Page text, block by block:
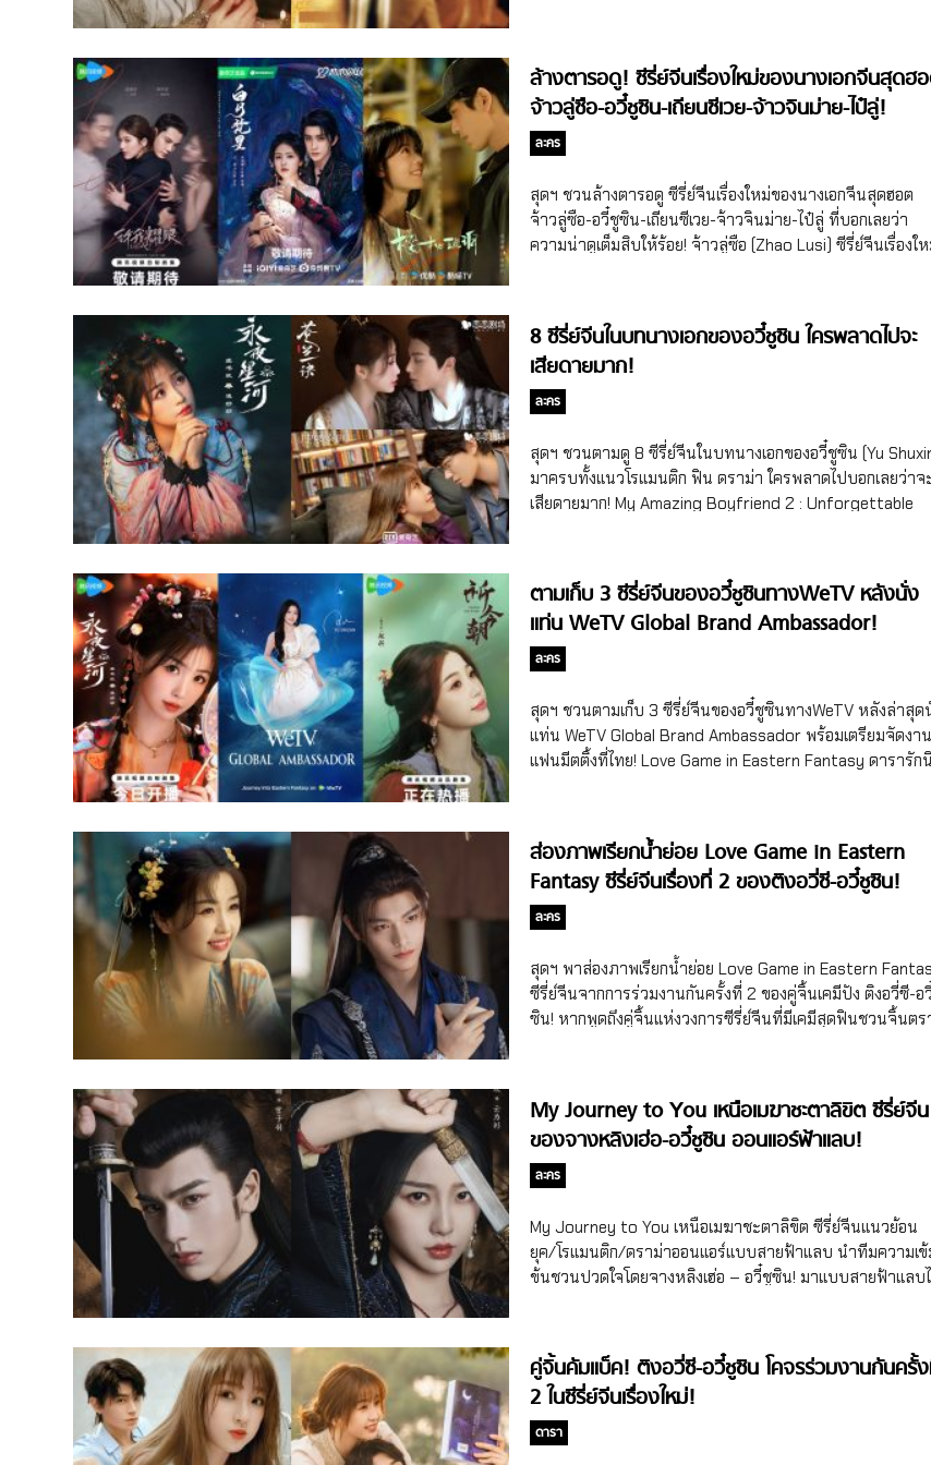
แสดงหญิงจีนวัย 29 ปี (เกิดเดือนธ.ค. 1995) เจ้าของผลงานซี
จีนสุดฮิตเรื่อง My Amazing Boyfriend 2 แฟนฉันมหัศจรรย์
ทะลุมิติ 2 (2019), Love Between Fairy […]
เขียนชิงเหม่ย (Qing Mei) บอกเล่าเรื่องราวของนักวาด
การ์ตูน เว่ยจือ ที่มีข่าวเสียหายโดยไม่ได้ตั้งใจ จนทำให้เธอถูก
บริษัทยึดนามปากกาและลิขสิทธิ์ผลงานไป หลังจากเจอมรสุม
ใหญ่ในชีวิต ในช่วงที่เว่ยจือกำลังเครียดกับปัญหาชีวิตอยู่ก็บังเอิญ
ไปเห็นคลิปเล่นสโนว์บอร์ด ทำให้เธอรู้สึกประทับใจและตัดสินใจ
เริ่มเขียนอีกครั้งในหัวข้อที่เกี่ยวกับการเล่นสกี เพื่องานเขียนเธอ
เว่ยจือจึงได้เดินทางไปสกีรีสอร์ทแห่งหนึ่งเพื่อเก็บรวบรวมข้อมูล
ในการเขียน ที่นั่นเองที่เว่ยจือได้เจอกับโค้ชหนุ่ม ตันฉง ซึ่งเดิม
แต่หลังจากตันฉงได้ใช้เวลาร่วมกับเว่ยจือ และได้เห็นความกระ
ตือรือต้น ตั้งใจและไม่ยอมแพ้ของเธอ ทำให้เขาตัดสินใจกลับไป
เล่นสโนว์บอร์ดอีกครั้ง ท้ายที่สุดเว่ยจือก็กอบกู้ชื่อเสียงและ
ลิขสิทธิ์ผลงานของเธอกลับมาได้ ส่วนตันฉงก็ลงแข่งและได้รับ
ชัยชนะ หยาดเหงื่อ ความทุ่มเทของคนหนุ่มสาวที่ไม่ยอมแพ้ใน
เส้นทางการทำงานที่พวกเขารัก จนทั้งคู่ประสบความสำเร็จทั้
เรื่องงานและเรื่องความรัก… สำหรับพระเอกของเรื่อง Ski into
Love ทะยานสกีสู่รัก ที่มารับบทตันฉงได้หลินอี (Lin Yi) นัก
Your Head […]
ล้างตารอดู! ซีรี่ย์จีนเรื่องใหม่ของนางเอกจีนสุดฮ
จ้าวลู่ซือ-อวี๋ชูซิน-เถียนซีเวย-จ้าวจินม่าย-ไป๋ลู่!
ละคร
สุดฯ ชวนล้างตารอดู ซีรี่ย์จีนเรื่องใหม่ของนางเอกจีนสุดฮอต
จ้าวลู่ซือ-อวี๋ชูซิน-เถียนซีเวย-จ้าวจินม่าย-ไป๋ลู่ ที่บอกเลยว่า
ความน่าดูเต็มสิบให้ร้อย! จ้าวลู่ซือ (Zhao Lusi) ซีรี่ย์จีนเรื่องใ
แมนติกที่ดัดแปลงบทจากนิยายของจางเยว่หราน (Zhang
Yueran) บอกเล่าเรื่องราวเกี่ยวกับพิธีกรรายการโทรทัศน์ สวี่เห
ยียน กับคนดังอย่างเสิ่นฮ่าวหมิง ซึ่งการแต่งงานระหว่างพวกเขา
เต็มไปด้วยความลับที่ซ่อนไว้ ทั้งคู่ผ่านเรื่องราวต่างๆ ไปด้วยกัน
ค่อยๆ ทลายเปลือกนอกระหว่างพวกเขาให้เข้าใจกันและกันใน
ที่สุด การรู้จักตัวตนที่แท้จริงของพวกเขาจะทำให้ความรักครั้ง
ลงเอยอย่างไร ต้องรอติดตามกันค่ะ โดยจ้าวลู่ซือประกบคู่กับเฉิ
เหว่ยถิง (Chen Weiting) อีกเรื่องของจ้าวลู่ซือคือ Almost Lover
เมืองใหญ่ ส่วนเถิงอี้ต้องการที่จะหลบหนีจากพันธนาการการ
บงการของครอบครัวเขา พวกเขาได้เข้าไปในโลกส่วนตัวของกัน
และกัน แต่เมื่อครอบครัวของหร่วนอวี๋ต้องเจอกับวิกฤต ความ
สัมพันธ์ระหว่างพวกเขาก็เป็นอันสิ้นสุดลง กระทั่ง 4 ปีต่อมา ทั้ง
สองได้กลับมาเจอกันอีกครั้งโดยบังเอิญ แต่ในตอนนั้นหร่วนอวี๋
ต้องเดินหน้าทำตามฝันในการเรียนต่อต่างประเทศ จนกระทั่ง
4 ปีให้หลัง พวกเขาได้เจอกันในงานประชุมงานหนึ่ง พวกเขา
ตัดสินใจที่จะไม่พรากจากกันอีกและไล่ตามความรักด้วยความ
8 ซีรี่ย์จีนในบทนางเอกของอวี๋ชูซิน ใครพลาดไปจะ
เสียดายมาก!
ละคร
สุดฯ ชวนตามดู 8 ซีรี่ย์จีนในบทนางเอกของอวี๋ชูซิน (Yu
มาครบทั้งแนวโรแมนติก ฟิน ดราม่า ใครพลาดไปบอกเลยว่าจ
เสียดายมาก! My Amazing Boyfriend 2 : Unforgettable
Unforgettable Impression แฟนฉันมหัศจรรย์ทะลุมิติ 2 ซึ่ง
ถือเป็นผลงานการแสดงเรื่องแรกของอวี๋ชูซินที่เธอได้ก้าวมารับ
บทนางเอกเต็มตัวด้วย โดยในเรื่องนี้พระเอกได้ไมค์ พิรัชต์ นักร้อง
นักแสดงสัญชาติไทยมารับบทเป็นชายผู้มีพลังเหนือธรรมชาติที่
ได้ฟื้นคืนชีพ และมารักกับนางเอกในที่สุด I’ve Fallen For You
คุณชาย รอก่อน (2020) ซีรี่ย์จีนย้อนยุค/โรแมนติก I’ve Fallen
For You คุณชาย รอก่อน พระเอกของเรื่องได้หลิวอี้ช่าง (Liu
Yichang) นักแสดงชายจีนจากเรื่อง The Blooms At […]
ตามเก็บ 3 ซีรี่ย์จีนของอวี๋ชูซินทางWeTV หลังนั่ง
แท่น WeTV Global Brand Ambassador!
ละคร
สุดฯ ชวนตามเก็บ 3 ซีรี่ย์จีนของอวี๋ชูซินทางWeTV หลังล่าสุด
แท่น WeTV Global Brand Ambassador พร้อมเตรียมจัดงาน
แฟนมีตติ้งที่ไทย! Love Game in Eastern Fantasy ดารารักนิ
ยุค/โรแมนติก/แฟนตาซีที่เพิ่งออนแอร์ไปเมื่อวันที่ 1 พ.ย. 2024
โดยดัดแปลงบทจากนิยายจีนชื่อดัง The Guide to Capturing
a Black Lotus ของไป๋อวี่ไจเตียวกง (Bai Yu Zhai Diao
Gong) บอกเล่าเรื่องราวของหลิงเมี่ยวเมี่ยว หญิงสาวที่บังเอิญตก
มาอยู่ในโลกของนิยาย และเพื่อที่จะกลับไปสู่โลกแห่งความเป็น
จริง เธอต้องทำภารกิจให้สำเร็จ เธอจึงร่วมมือกับมู่เซิง ต่อสู้กับ
สัตว์ประหลาด และค่อยๆ แก้ไขความขัดแย้งระหว่างเผ่ามนุษย์
และเผ่าปีศาจ… โดยในเรื่องนี้อวี๋ชูซิน (Yu Shuxin) รับบทคู่กับติ
ส่องภาพเรียกน้ำย่อย Love Game in Eastern
Fantasy ซีรี่ย์จีนเรื่องที่ 2 ของติงอวี่ซี-อวี๋ชูซิน!
ละคร
สุดฯ พาส่องภาพเรียกน้ำย่อย Love Game in Eastern
ซีรี่ย์จีนจากการร่วมงานกันครั้งที่ 2 ของคู่จิ้นเคมีปัง ติงอวี่ซี-อ
ซิน! หากพูดถึงคู่จิ้นแห่งวงการซีรี่ย์จีนที่มีเคมีสุดฟินชวนจิ้นตร
ตาร์มาแล้ว (2020), ซีรี่ย์จีนแนวย้อนยุค/โรแมนติก/คอเมดี้ The
Romance of Tiger and Rose ข้านี่เเหละองค์หญิงสาม
(2020), ซีรี่ย์จีนแนวย้อนยุค/โรแมนติก Romance of a Twin
Flower คู่บุปผาเคียงฝัน (2023), Love You Seven Times เจ็ด
ชาติภพ หนึ่งปรารถนา (2023) ฯลฯ – อวี๋ชูซิน (Yu Shuxin)
อดีตไอดอลจากวง THE9 และนักแสดงหญิงจีนจากซีรี่ย์จีนสุดฮิต
เรื่อง My Amazing Boyfriend 2 […]
My Journey to You เหนือเมฆาชะตาลิขิต ซีรี่ย์จีน
ของจางหลิงเฮ่อ-อวี๋ชูซิน ออนแอร์ฟ้าแลบ!
ละคร
My Journey to You เหนือเมฆาชะตาลิขิต ซีรี่ย์จีนแนวย้อน
ยุค/โรแมนติก/ดราม่าออนแอร์แบบสายฟ้าแลบ นำทีมความเข้
ข้นชวนปวดใจโดยจางหลิงเฮ่อ – อวี๋ชูซิน! มาแบบสายฟ้าแลบ
ลิขิต ที่บอกเล่าเรื่องราวการเติบโตของอวิ๋นเว่ยซาน สายลับของ
ฝั่งผู้โหยหาอิสรภาพและกงจื่ออวี่ องค์ชายหัวกบฏ สำหรับเนื้อ
เรื่องของเรื่องMy Journey to You เหนือเมฆาชะตาลิขิตบอกเล่
เรื่องราวที่เริ่มต้นจากพิธีคัดเลือกการอภิเษกสมรสของพระราชวัง
กำลังจะเกิดขึ้น อวิ๋นเว่ยซาน นักฆ่าสาวและสายลับฉวยโอกาส
คู่จิ้นคัมแบ็ค! ติงอวี่ซี-อวี๋ชูซิน โคจรร่วมงานกันครั้
2 ในซีรี่ย์จีนเรื่องใหม่!
ดารา